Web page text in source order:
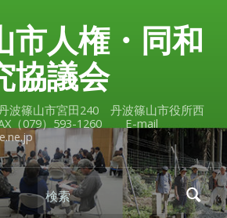
市人権・同和
協議会
波篠山市宮田240 丹波篠山市役所西
（079）593-1260 E-mail
検索